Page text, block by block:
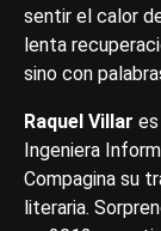
sentir el calor
lenta
sino con
Raquel Villar
Ingeniera
Compagina su
literaria.